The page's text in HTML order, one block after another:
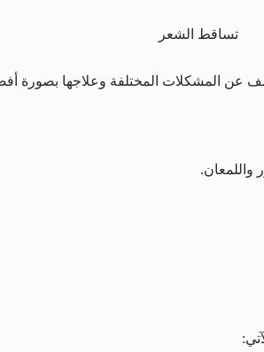
تساقط الشعر
عن المشكلات المختلفة وعلاجها بصورة
واللمعان.